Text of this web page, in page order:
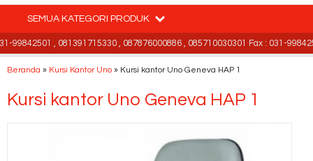
SEMUA KATEGORI PRODUK
99842501 , 081391715330 , 087876000886 , 085710030301 Fax : 031-
Beranda » Kursi Kantor Uno » Kursi kantor Uno Geneva HAP 1
Kursi kantor Uno Geneva HAP 1